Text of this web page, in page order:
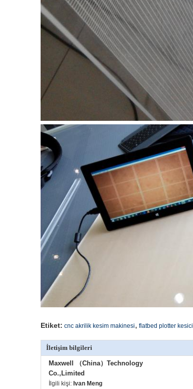
Etiket: cnc akrilik kesim makinesi, flatbed plotter kesici
İletişim bilgileri
Maxwell （China）Technology
Co.,Limited
İlgili kişi: Ivan Meng